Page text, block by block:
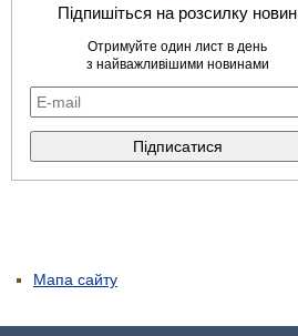
Підпишіться на розсилку новин
Отримуйте один лист в день
з найважливішими новинами
Мапа сайту